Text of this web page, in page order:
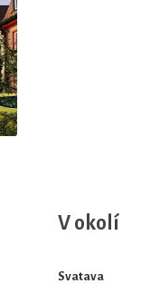
V okolí
Svatava